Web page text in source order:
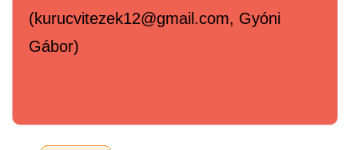
(kurucvitezek12@gmail.com, Gyóni
Gábor)